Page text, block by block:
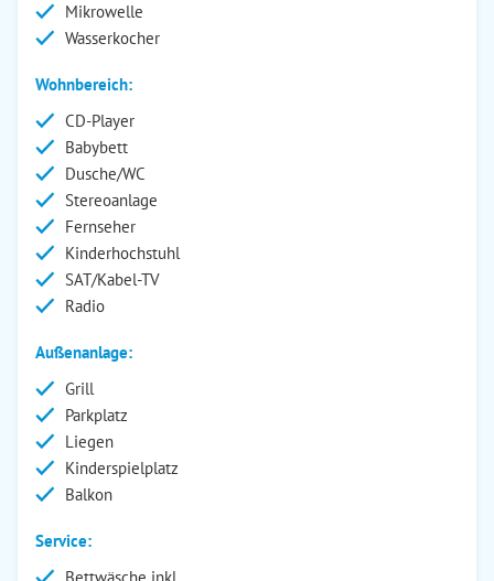
Mikrowelle
Wasserkocher
Wohnbereich:
CD-Player
Babybett
Dusche/WC
Stereoanlage
Fernseher
Kinderhochstuhl
SAT/Kabel-TV
Radio
Außenanlage:
Grill
Parkplatz
Liegen
Kinderspielplatz
Balkon
Service: